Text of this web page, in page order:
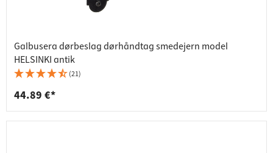
Galbusera dørbeslag dørhåndtag smedejern model
HELSINKI antik
(21)
44.89 €*